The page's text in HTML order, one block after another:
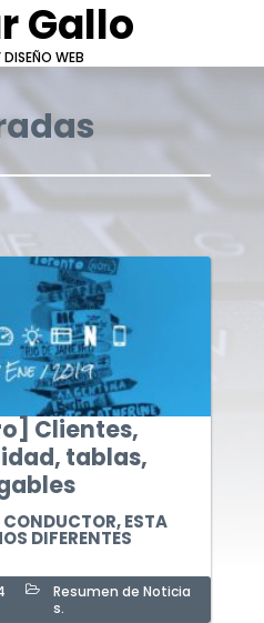
Gallo
WEB
Clientes,
tablas,
ESTA
DIFERENTES
Resumen de Noticia
s.
* Campos obligatorios.
Para que te
crean
* Campos obligatorios.